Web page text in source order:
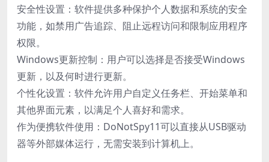
安全性设置：软件提供多种保护个人数据和系统的安全
功能，如禁用广告追踪、阻止远程访问和限制应用程序
权限。
Windows更新控制：用户可以选择是否接受Windows
更新，以及何时进行更新。
个性化设置：软件允许用户自定义任务栏、开始菜单和
其他界面元素，以满足个人喜好和需求。
作为便携软件使用：DoNotSpy11可以直接从USB驱动
器等外部媒体运行，无需安装到计算机上。